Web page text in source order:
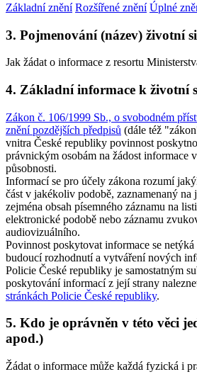
Základní znění Rozšířené znění Úplné
3. Pojmenování (název) životní
Jak žádat o informace z resortu
4. Základní informace k životní
Zákon č. 106/1999 Sb., o svobodném
znění pozdějších předpisů (dále též
vnitra České republiky povinnost
právnickým osobám na žádost informace
působnosti.
Informací se pro účely zákona rozumí
část v jakékoliv podobě, zaznamenaný
zejména obsah písemného záznamu na
elektronické podobě nebo záznamu
audiovizuálního.
Povinnost poskytovat informace se netýká
budoucí rozhodnutí a vytváření nových
Policie České republiky je samostatným
poskytování informací z její strany
stránkách Policie České republiky.
5. Kdo je oprávněn v této věci
apod.)
Žádat o informace může každá fyzická i